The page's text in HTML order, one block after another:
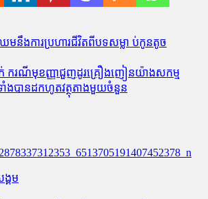
មនឹងការប្រហារជីវិតពីបទសម្លា ប់កូនតូច
ករណីមុខញ្ញាជួញដូរគ្រឿងញៀនយ៉ាងសកម្ម
ាំងបានដកហូតវត្ថុតាងមួយចំនួន
គម